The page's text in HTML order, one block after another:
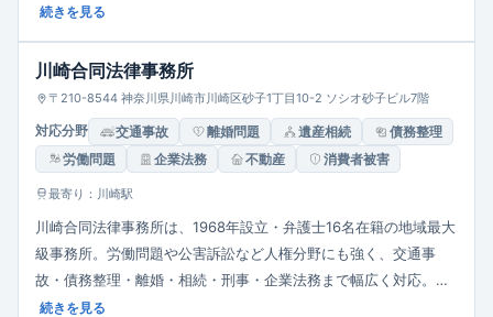
料。明確な見積・着手金体系・分割払い相談可で、完全個室・柔
続きを見る
川崎合同法律事務所
〒210-8544 神奈川県川崎市川崎区砂子1丁目10-2 ソシオ砂子ビル7階
対応分野 交通事故 離婚問題 遺産相続
債務整理
労働問題
企業法務 不動産 消費者被害
最寄り：川崎駅
川崎合同法律事務所は、1968年設立・弁護士16名在籍の地域最大
級事務所。労働問題や公害訴訟など人権分野にも強く、交通事
故・債務整理・離婚・相続・刑事・企業法務まで幅広く対応。完
全個室相談、夜間休日相談、初回30分無料（交通事故・債務整
続きを見る